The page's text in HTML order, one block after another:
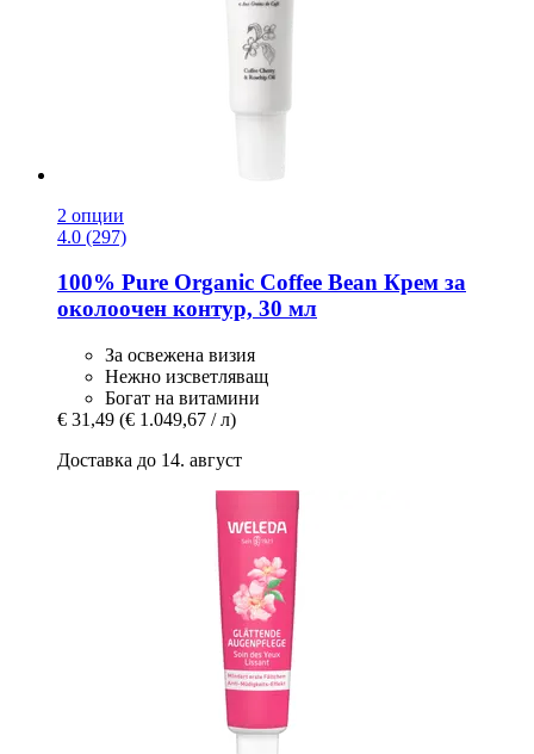
2 опции
4.0 (297)
100% Pure Organic Coffee Bean Крем за
околоочен контур, 30 мл
За освежена визия
Нежно изсветляващ
Богат на витамини
€ 31,49 (€ 1.049,67 / л)
Доставка до 14. август